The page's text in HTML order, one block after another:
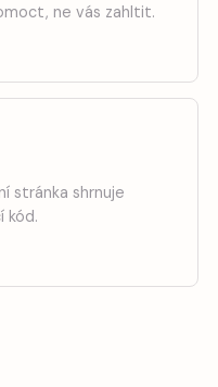
ne vás zahltit.
stránka shrnuje
kód.